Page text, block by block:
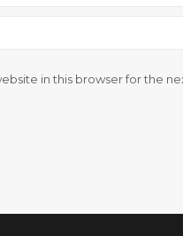
in this browser for the